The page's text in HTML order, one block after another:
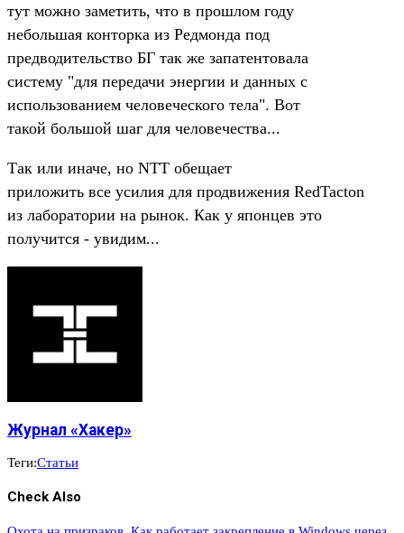
тут можно заметить, что в прошлом году
небольшая конторка из Редмонда под
предводительство БГ так же запатентовала
систему "для передачи энергии и данных с
использованием человеческого тела". Вот
такой большой шаг для человечества...
Так или иначе, но NTT обещает
приложить все усилия для продвижения RedTacton
из лаборатории на рынок. Как у японцев это
получится - увидим...
Журнал «Хакер»
Теги:Статьи
Check Also